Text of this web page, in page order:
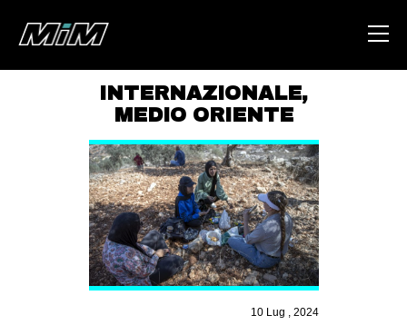
HOME
ABOUT
AREA
DEGENERAZIONE
GAZA FREESTYLE
CSOA LAMBRETTA
INTERNAZIONALE,
MEDIO ORIENTE
10 Lug , 2024